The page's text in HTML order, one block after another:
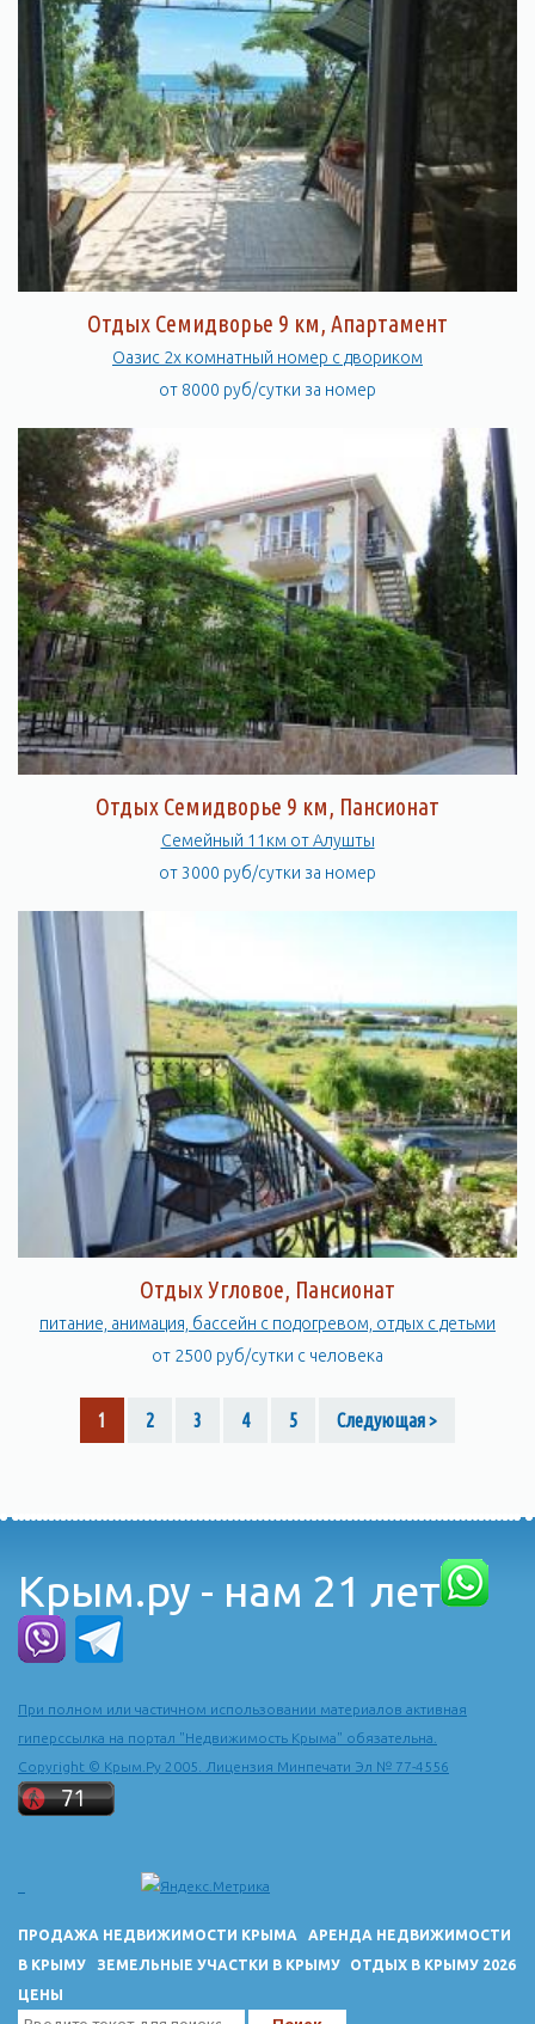
Отдых Семидворье 9 км, Апартамент
Оазис 2х комнатный номер с двориком
от 8000 руб/сутки за номер
Отдых Семидворье 9 км, Пансионат
Семейный 11км от Алушты
от 3000 руб/сутки за номер
Отдых Угловое, Пансионат
питание, анимация, бассейн с подогревом, отдых с детьми
от 2500 руб/сутки с человека
1 2 3 4 5 Следующая >
Крым.ру - нам 21 лет
При полном или частичном использовании материалов активная
гиперссылка на портал "Недвижимость Крыма" обязательна.
Copyright © Крым.Ру 2005. Лицензия Минпечати Эл № 77-4556
ПРОДАЖА НЕДВИЖИМОСТИ КРЫМА
АРЕНДА НЕДВИЖИМОСТИ
В КРЫМУ
ЗЕМЕЛЬНЫЕ УЧАСТКИ В КРЫМУ
ОТДЫХ В КРЫМУ 2026
ЦЕНЫ